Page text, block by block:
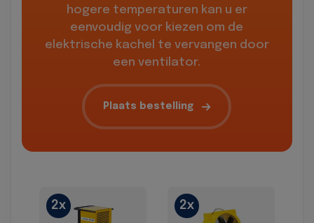
hogere temperaturen kan u er
eenvoudig voor kiezen om de
elektrische kachel te vervangen door
een ventilator.
Plaats bestelling
2x 2x